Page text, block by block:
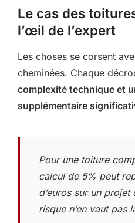
Le cas des
l’œil de l’expert
Les choses se corsent
cheminées. Chaque
complexité technique et
supplémentaire
Pour une toiture
calcul de 5% peut
d’euros sur un
risque n’en vaut pas